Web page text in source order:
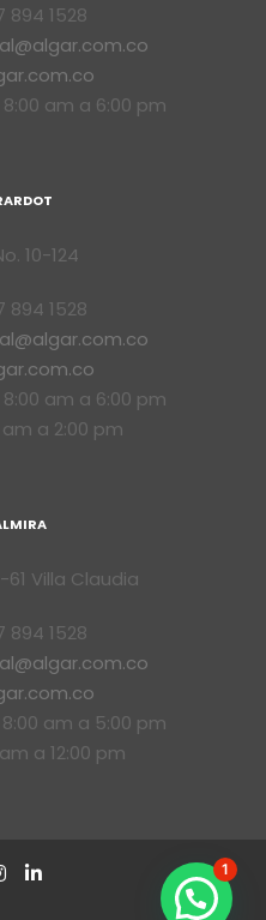
894 1528
am a 6:00 pm
10-124
894 1528
am a 6:00 pm
a 2:00 pm
Villa Claudia
894 1528
am a 5:00 pm
a 12:00 pm
1